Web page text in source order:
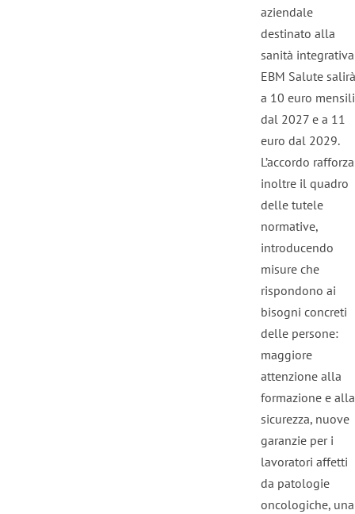
aziendale
destinato alla
sanità integrativa
EBM Salute salirà
a 10 euro mensili
dal 2027 e a 11
euro dal 2029.
L’accordo rafforza
inoltre il quadro
delle tutele
normative,
introducendo
misure che
rispondono ai
bisogni concreti
delle persone:
maggiore
attenzione alla
formazione e alla
sicurezza, nuove
garanzie per i
lavoratori affetti
da patologie
oncologiche, una